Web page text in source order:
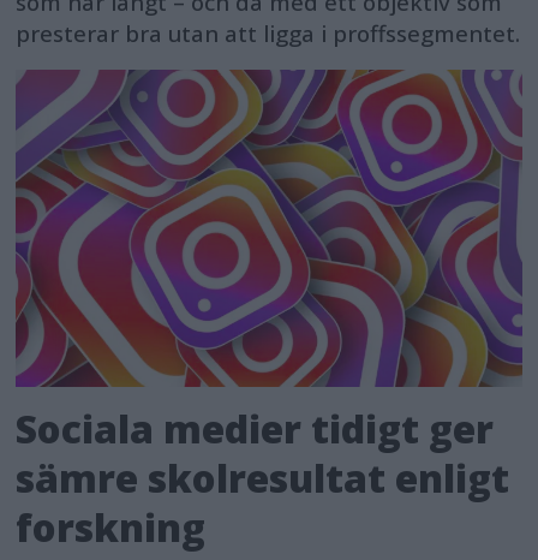
presterar bra utan att ligga i proffssegmentet.
Sociala medier tidigt ger
sämre skolresultat enligt
forskning